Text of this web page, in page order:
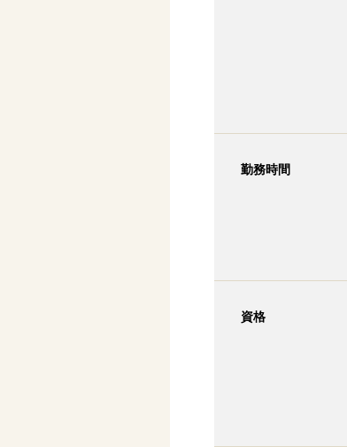
勤務時間
資格